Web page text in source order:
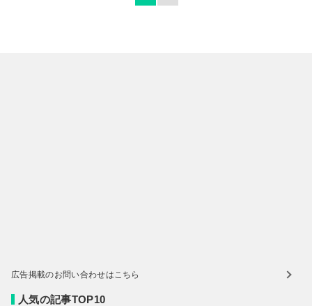
広告掲載のお問い合わせはこちら
人気の記事TOP10